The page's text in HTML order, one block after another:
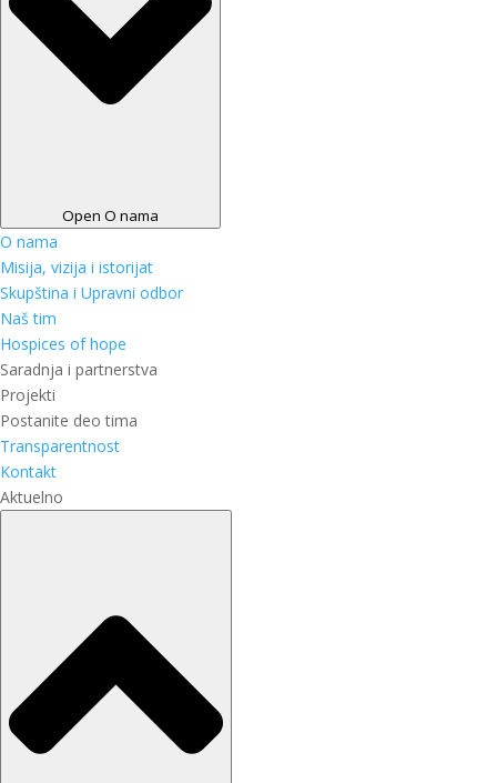
Open O nama
O nama
Misija, vizija i istorijat
Skupština i Upravni odbor
Naš tim
Hospices of hope
Saradnja i partnerstva
Projekti
Postanite deo tima
Transparentnost
Kontakt
Aktuelno